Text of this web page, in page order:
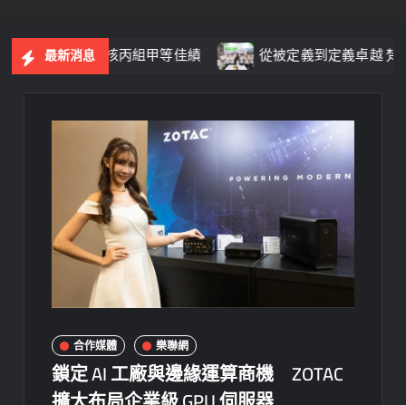
最新消息
令業務考核丙組甲等佳績 從被定義到定義卓越 梵莎
合作媒體 樂聯網
鎖定 AI 工廠與邊緣運算商機 ZOTAC